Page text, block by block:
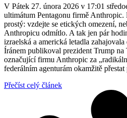
V Pátek 27. února 2026 v 17:01
ultimátum Pentagonu firmě Anthropic.
prostý: vzdejte se etických omezení,
Anthropicu odmítlo. A tak jen pár
izraelská a americká letadla
Íránem publikoval prezident Trump na
označující firmu Anthropic za
federálním agenturám okamžitě
Přečíst celý článek